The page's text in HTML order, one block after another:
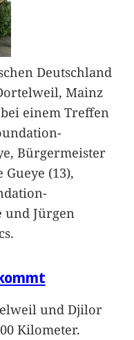
Deutschland
Mainz
einem Treffen
Bürgermeister
Gueye (13),
und Jürgen
und Djilor
Kilometer.